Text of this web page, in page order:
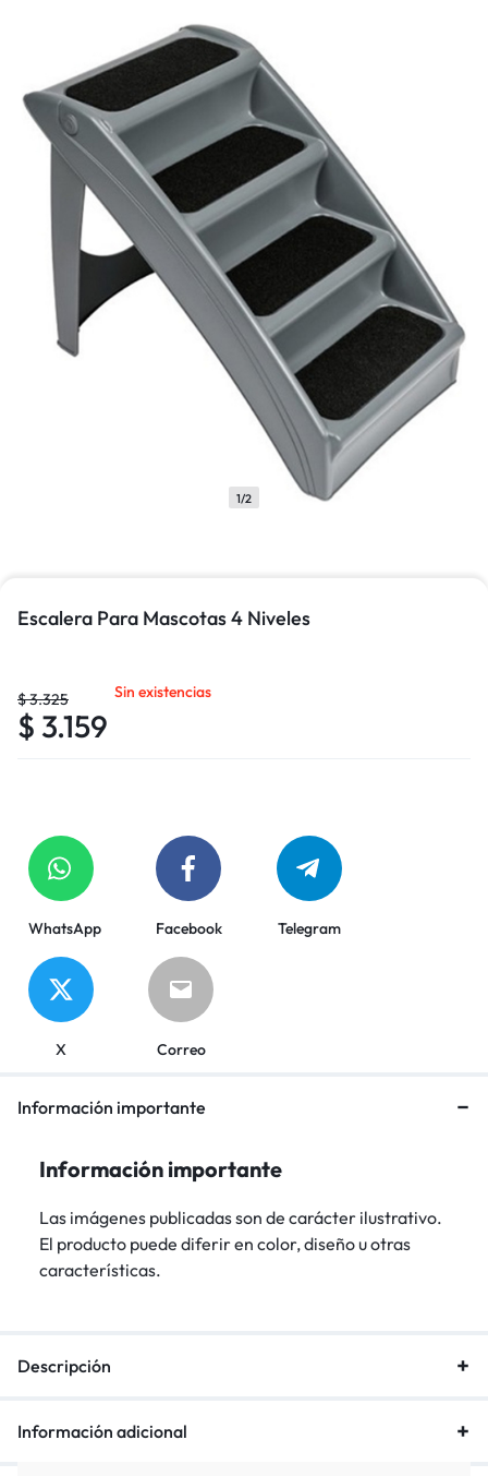
1/2
Escalera Para Mascotas 4 Niveles
$3.325
$ 3.159
Sin existencias
WhatsApp Facebook Telegram
X Correo
Información importante
Información importante
Las imágenes publicadas son de carácter ilustrativo.
El producto puede diferir en color, diseño u otras
características.
Descripción
Información adicional